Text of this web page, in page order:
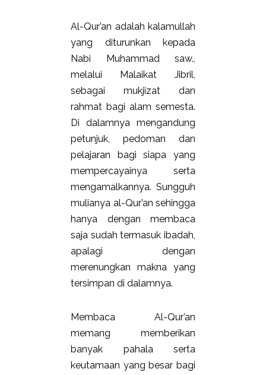
Al-Qur’an adalah kalamullah
yang diturunkan kepada
Nabi Muhammad saw.,
melalui Malaikat Jibril,
sebagai mukjizat dan
rahmat bagi alam semesta.
Di dalamnya mengandung
petunjuk, pedoman dan
pelajaran bagi siapa yang
mempercayainya serta
mengamalkannya. Sungguh
mulianya al-Qur’an sehingga
hanya dengan membaca
saja sudah termasuk ibadah,
apalagi dengan
merenungkan makna yang
tersimpan di dalamnya.
Membaca Al-Qur’an
memang memberikan
banyak pahala serta
keutamaan yang besar bagi